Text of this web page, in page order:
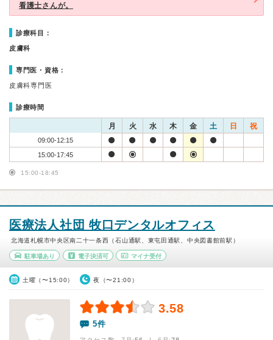
看護士さんが。
診療科目：
皮膚科
専門医・資格：
皮膚科専門医
診療時間
月 火 水 木 金 土 日 祝
09:00-12:15
15:00-17:45
15:00-18:45
医療法人社団 牧口デンタルオフィス
北海道札幌市中央区南二十一条西（石山通駅、東屯田通駅、中央図書館前駅）
駐車場あり 電子決済可 マイナ受付
土曜（〜15:00） 夜（〜21:00）
3.58
5件